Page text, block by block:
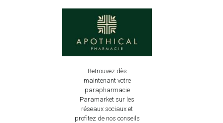
Retrouvez dès
maintenant votre
parapharmacie
Paramarket sur les
réseaux sociaux et
profitez de nos conseils